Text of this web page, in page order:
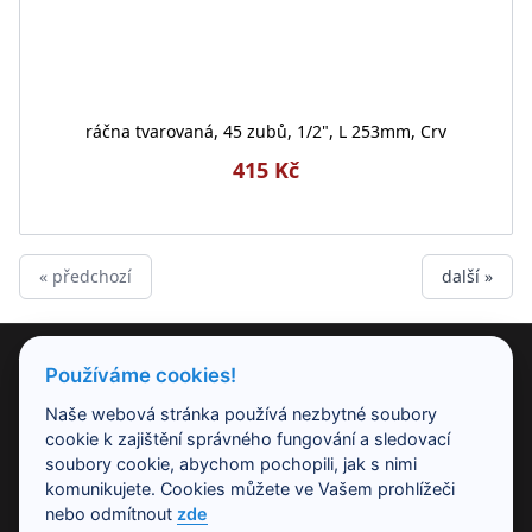
ráčna tvarovaná, 45 zubů, 1/2", L 253mm, Crv
415 Kč
« předchozí další »
PRODUKTY
NAŠE SPOLEČNOST
PRACOVNÍ DOBA
Používáme cookies!
Naše webová stránka používá nezbytné soubory
cookie k zajištění správného fungování a sledovací
soubory cookie, abychom pochopili, jak s nimi
komunikujete. Cookies můžete ve Vašem prohlížeči
nebo odmítnout zde